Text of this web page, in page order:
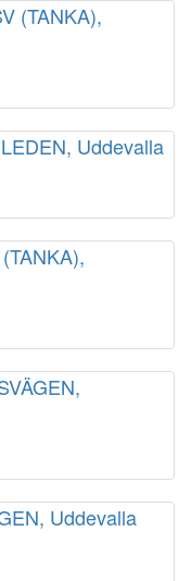
(TANKA),
Uddevalla
Uddevalla